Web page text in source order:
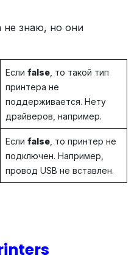
не знаю, но они
Если false , то такой тип
принтера не
поддерживается. Нету
драйверов, например.
Если false , то принтер не
подключен. Например,
провод USB не вставлен.